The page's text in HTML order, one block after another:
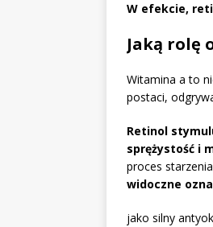
W efekcie,
Jaką rolę
Witamina a to
postaci,
Retinol
sprężystość i
proces
widoczne
jako silny